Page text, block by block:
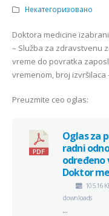
Некатегоризовано
Doktora medicine
– Služba za zdravstvenu
vreme do povratka
vremenom, broj izvršilaca
Preuzmite ceo oglas:
Oglas za
radni
određeno
Doktor
105.16
downloads
...